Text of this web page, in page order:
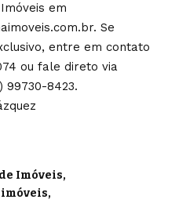
em
. Se
entre em contato
ou fale direto via
99730-8423.
Imóveis
imóveis